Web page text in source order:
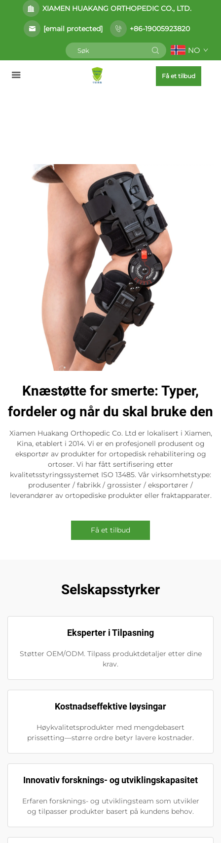
XIAMEN HUAKANG ORTHOPEDIC CO., LTD.
[email protected] +86-19005923820
NO
Få et tilbud
Knæstøtte for smerte: Typer,
fordeler og når du skal bruke den
Xiamen Huakang Orthopedic Co. Ltd er lokalisert i Xiamen,
Kina, etablert i 2014. Vi er en profesjonell produsent og
eksportør av produkter for ortopedisk rehabilitering og
ortoser. Vi har fått sertifisering etter
kvalitetsstyringssystemet ISO 13485. Vår virksomhetstype:
produsenter / fabrikk / grossister / eksportører /
leverandører av ortopediske produkter eller fraktapparater.
Få et tilbud
Selskapsstyrker
Eksperter i Tilpasning
Støtter OEM/ODM. Tilpass produktdetaljer etter dine
krav.
Kostnadseffektive løysingar
Høykvalitetsprodukter med mengdebasert
prissetting—større ordre betyr lavere kostnader.
Innovativ forsknings- og utviklingskapasitet
Erfaren forsknings- og utviklingsteam som utvikler
og tilpasser produkter basert på kundens behov.